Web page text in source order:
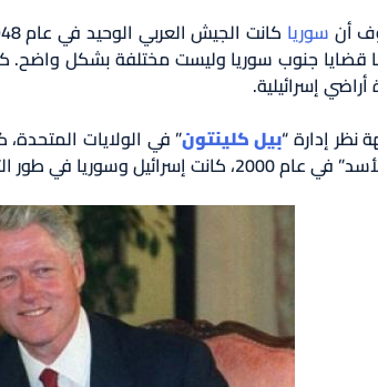
أن سوريا
قضايا جنوب سوريا وليست مختلفة بشكل واضح.
إسرائيلية.
إدارة “بيل كلينتون” في الولايات
وسوريا في طور التفاوض على الأراضي على طول